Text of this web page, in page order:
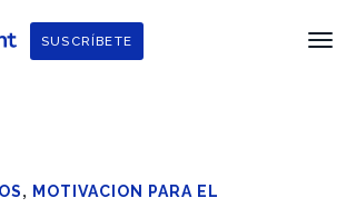
SUSCRÍBETE
, MOTIVACION PARA EL